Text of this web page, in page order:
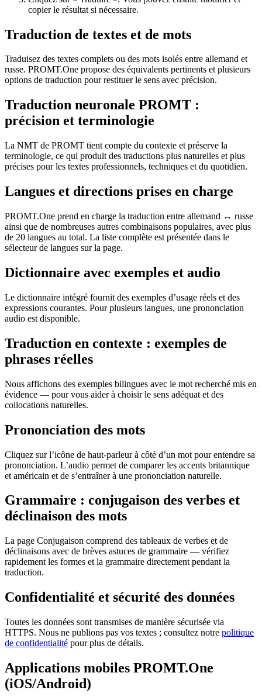
copier le résultat si nécessaire.
Traduction de textes et de mots
Traduisez des textes complets ou des mots isolés entre allemand et
russe. PROMT.One propose des équivalents pertinents et plusieurs
options de traduction pour restituer le sens avec précision.
Traduction neuronale PROMT :
précision et terminologie
La NMT de PROMT tient compte du contexte et préserve la
terminologie, ce qui produit des traductions plus naturelles et plus
précises pour les textes professionnels, techniques et du quotidien.
Langues et directions prises en charge
PROMT.One prend en charge la traduction entre allemand ↔ russe
ainsi que de nombreuses autres combinaisons populaires, avec plus
de 20 langues au total. La liste complète est présentée dans le
sélecteur de langues sur la page.
Dictionnaire avec exemples et audio
Le dictionnaire intégré fournit des exemples d’usage réels et des
expressions courantes. Pour plusieurs langues, une prononciation
audio est disponible.
Traduction en contexte : exemples de
phrases réelles
Nous affichons des exemples bilingues avec le mot recherché mis en
évidence — pour vous aider à choisir le sens adéquat et des
collocations naturelles.
Prononciation des mots
Cliquez sur l’icône de haut-parleur à côté d’un mot pour entendre sa
prononciation. L’audio permet de comparer les accents britannique
et américain et de s’entraîner à une prononciation naturelle.
Grammaire : conjugaison des verbes et
déclinaison des mots
La page Conjugaison comprend des tableaux de verbes et de
déclinaisons avec de brèves astuces de grammaire — vérifiez
rapidement les formes et la grammaire directement pendant la
traduction.
Confidentialité et sécurité des données
Toutes les données sont transmises de manière sécurisée via
HTTPS. Nous ne publions pas vos textes ; consultez notre politique
de confidentialité pour plus de détails.
Applications mobiles PROMT.One
(iOS/Android)